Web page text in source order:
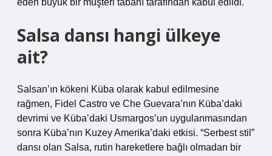
eden büyük bir müşteri tabanı tarafından kabul edildi.
Salsa dansı hangi ülkeye
ait?
Salsan’ın kökeni Küba olarak kabul edilmesine
rağmen, Fidel Castro ve Che Guevara’nın Küba’daki
devrimi ve Küba’daki Usmargos’un uygulanmasından
sonra Küba’nın Kuzey Amerika’daki etkisi. “Serbest stil”
dansı olan Salsa, rutin hareketlere bağlı olmadan bir